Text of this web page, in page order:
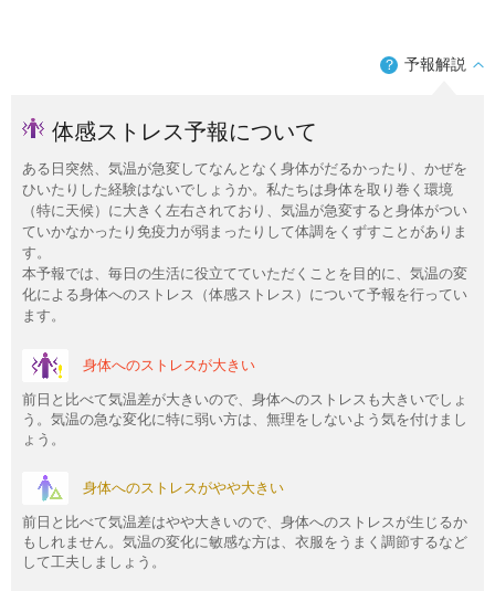
？ 予報解説
体感ストレス予報について
ある日突然、気温が急変してなんとなく身体がだるかったり、かぜを
ひいたりした経験はないでしょうか。私たちは身体を取り巻く環境
（特に天候）に大きく左右されており、気温が急変すると身体がつい
ていかなかったり免疫力が弱まったりして体調をくずすことがありま
す。
本予報では、毎日の生活に役立てていただくことを目的に、気温の変
化による身体へのストレス（体感ストレス）について予報を行ってい
ます。
身体へのストレスが大きい
前日と比べて気温差が大きいので、身体へのストレスも大きいでしょ
う。気温の急な変化に特に弱い方は、無理をしないよう気を付けまし
ょう。
身体へのストレスがやや大きい
前日と比べて気温差はやや大きいので、身体へのストレスが生じるか
もしれません。気温の変化に敏感な方は、衣服をうまく調節するなど
して工夫しましょう。